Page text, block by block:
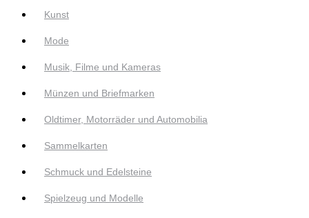
Kunst
Mode
Musik, Filme und Kameras
Münzen und Briefmarken
Oldtimer, Motorräder und Automobilia
Sammelkarten
Schmuck und Edelsteine
Spielzeug und Modelle